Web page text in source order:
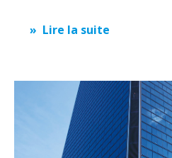
Lire la suite